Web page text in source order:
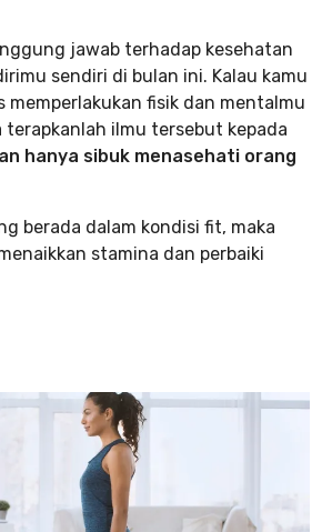
jawab terhadap kesehatan
sendiri di bulan ini. Kalau kamu
memperlakukan fisik dan mentalmu
terapkanlah ilmu tersebut kepada
hanya sibuk menasehati orang
berada dalam kondisi fit, maka
stamina dan perbaiki